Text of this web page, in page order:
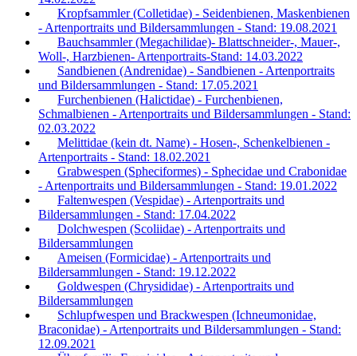
Kropfsammler (Colletidae) - Seidenbienen, Maskenbienen
- Artenportraits und Bildersammlungen - Stand: 19.08.2021
Bauchsammler (Megachilidae)- Blattschneider-, Mauer-,
Woll-, Harzbienen- Artenportraits-Stand: 14.03.2022
Sandbienen (Andrenidae) - Sandbienen - Artenportraits
und Bildersammlungen - Stand: 17.05.2021
Furchenbienen (Halictidae) - Furchenbienen,
Schmalbienen - Artenportraits und Bildersammlungen - Stand:
02.03.2022
Melittidae (kein dt. Name) - Hosen-, Schenkelbienen -
Artenportraits - Stand: 18.02.2021
Grabwespen (Spheciformes) - Sphecidae und Crabonidae
- Artenportraits und Bildersammlungen - Stand: 19.01.2022
Faltenwespen (Vespidae) - Artenportraits und
Bildersammlungen - Stand: 17.04.2022
Dolchwespen (Scoliidae) - Artenportraits und
Bildersammlungen
Ameisen (Formicidae) - Artenportraits und
Bildersammlungen - Stand: 19.12.2022
Goldwespen (Chrysididae) - Artenportraits und
Bildersammlungen
Schlupfwespen und Brackwespen (Ichneumonidae,
Braconidae) - Artenportraits und Bildersammlungen - Stand:
12.09.2021